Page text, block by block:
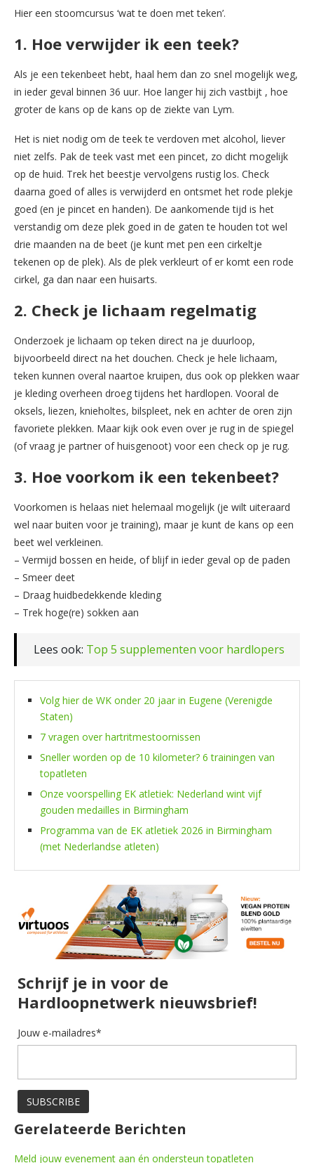
Hier een stoomcursus ‘wat te doen met teken’.
1. Hoe verwijder ik een teek?
Als je een tekenbeet hebt, haal hem dan zo snel mogelijk weg,
in ieder geval binnen 36 uur. Hoe langer hij zich vastbijt , hoe
groter de kans op de kans op de ziekte van Lym.
Het is niet nodig om de teek te verdoven met alcohol, liever
niet zelfs. Pak de teek vast met een pincet, zo dicht mogelijk
op de huid. Trek het beestje vervolgens rustig los. Check
daarna goed of alles is verwijderd en ontsmet het rode plekje
goed (en je pincet en handen). De aankomende tijd is het
verstandig om deze plek goed in de gaten te houden tot wel
drie maanden na de beet (je kunt met pen een cirkeltje
tekenen op de plek). Als de plek verkleurt of er komt een rode
cirkel, ga dan naar een huisarts.
2. Check je lichaam regelmatig
Onderzoek je lichaam op teken direct na je duurloop,
bijvoorbeeld direct na het douchen. Check je hele lichaam,
teken kunnen overal naartoe kruipen, dus ook op plekken waar
je kleding overheen droeg tijdens het hardlopen. Vooral de
oksels, liezen, knieholtes, bilspleet, nek en achter de oren zijn
favoriete plekken. Maar kijk ook even over je rug in de spiegel
(of vraag je partner of huisgenoot) voor een check op je rug.
3. Hoe voorkom ik een tekenbeet?
Voorkomen is helaas niet helemaal mogelijk (je wilt uiteraard
wel naar buiten voor je training), maar je kunt de kans op een
beet wel verkleinen.
– Vermijd bossen en heide, of blijf in ieder geval op de paden
– Smeer deet
– Draag huidbedekkende kleding
– Trek hoge(re) sokken aan
Lees ook: Top 5 supplementen voor hardlopers
Volg hier de WK onder 20 jaar in Eugene (Verenigde
Staten)
7 vragen over hartritmestoornissen
Sneller worden op de 10 kilometer? 6 trainingen van
topatleten
Onze voorspelling EK atletiek: Nederland wint vijf
gouden medailles in Birmingham
Programma van de EK atletiek 2026 in Birmingham
(met Nederlandse atleten)
Schrijf je in voor de
Hardloopnetwerk nieuwsbrief!
Jouw e-mailadres*
Gerelateerde Berichten
Meld jouw evenement aan én ondersteun topatleten